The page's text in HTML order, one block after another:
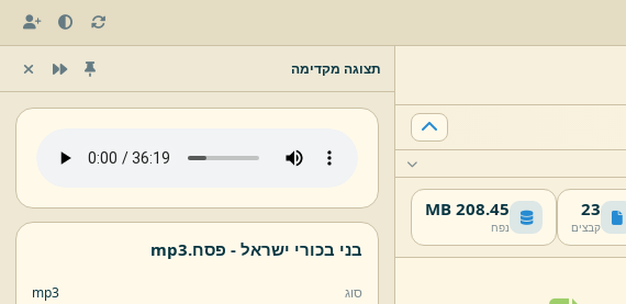
23
קבצים
208.45 MB
נפח
תצוגה מקדימה
בני בכורי ישראל - פסח.mp3
סוג mp3